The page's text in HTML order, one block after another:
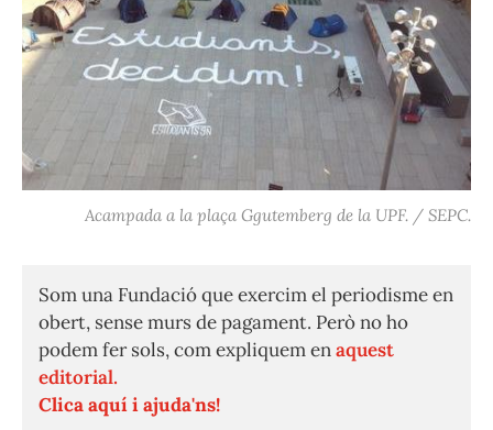
Acampada a la plaça Ggutemberg de la UPF. / SEPC.
Som una Fundació que exercim el periodisme en
obert, sense murs de pagament. Però no ho
podem fer sols, com expliquem enaquest
editorial.
Clica aquí i ajuda'ns!